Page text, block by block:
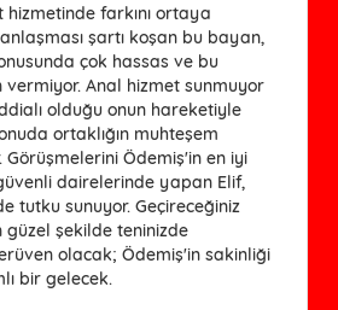
hizmetinde farkını ortaya
şartı koşan bu bayan,
çok hassas ve bu
Anal hizmet sunmuyor
olduğu onun hareketiyle
ortaklığın muhteşem
Görüşmelerini Ödemiş'in en iyi
dairelerinde yapan Elif,
tutku sunuyor. Geçireceğiniz
güzel şekilde teninizde
olacak; Ödemiş'in sakinliği
bir gelecek.